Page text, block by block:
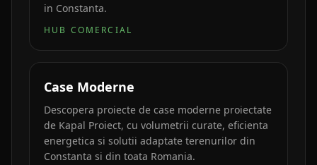
in Constanta.
HUB COMERCIAL
Case Moderne
Descopera proiecte de case moderne proiectate
de Kapal Proiect, cu volumetrii curate, eficienta
energetica si solutii adaptate terenurilor din
Constanta si din toata Romania.